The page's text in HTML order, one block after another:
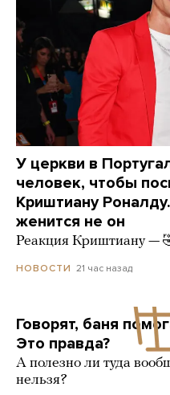
У церкви в
человек, чтобы
Криштиану
женится не он
Реакция Криштиану —
НОВОСТИ 21 час назад
Говорят, баня
Это правда?
А полезно ли туда
нельзя?